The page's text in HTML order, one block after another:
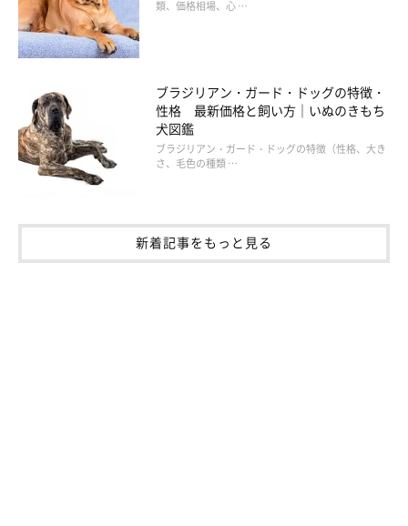
類、価格相場、心 …
ブラジリアン・ガード・ドッグの特徴・
性格 最新価格と飼い方｜いぬのきもち
犬図鑑
ブラジリアン・ガード・ドッグの特徴（性格、大き
さ、毛色の種類 …
新着記事をもっと見る